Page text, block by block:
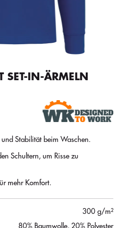
SET-IN-ÄRMELN
Stabilität beim Waschen.
Schultern, um Risse zu
mehr Komfort.
300 g/m²
80% Baumwolle, 20% Polyester